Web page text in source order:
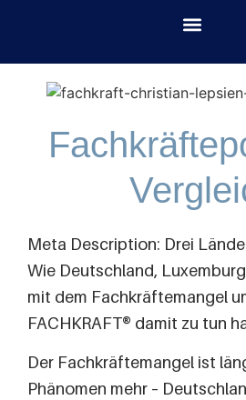
Meta Description: Drei
Wie Deutschland,
mit dem Fachkräftemangel
FACHKRAFT® damit zu tun
Der Fachkräftemangel ist
Phänomen mehr –